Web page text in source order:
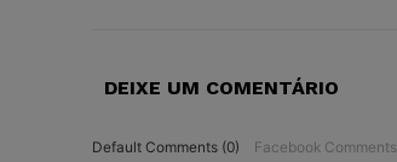
DEIXE UM COMENTÁRIO
Default Comments (0) Facebook Comments